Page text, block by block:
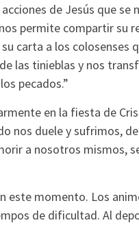
de Jesús que
permite compartir su
carta a los colosenses
las tinieblas y nos
pecados.”
en la fiesta de
nos duele y sufrimos,
a nosotros mismos,
este momento. Los
de dificultad. Al